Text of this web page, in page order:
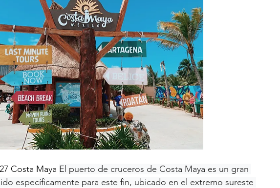
Costa Maya El puerto de cruceros de Costa Maya es un gran
específicamente para este fin, ubicado en el extremo sureste